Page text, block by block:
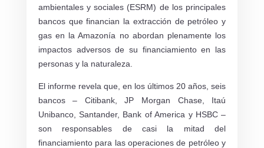
ambientales y sociales (ESRM) de los principales
bancos que financian la extracción de petróleo y
gas en la Amazonía no abordan plenamente los
impactos adversos de su financiamiento en las
personas y la naturaleza.
El informe revela que, en los últimos 20 años, seis
bancos – Citibank, JP Morgan Chase, Itaú
Unibanco, Santander, Bank of America y HSBC –
son responsables de casi la mitad del
financiamiento para las operaciones de petróleo y